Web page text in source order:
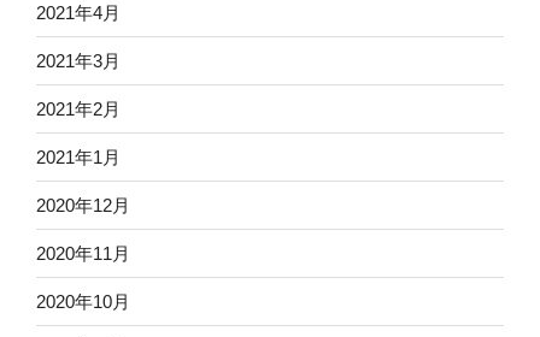
2021年4月
2021年3月
2021年2月
2021年1月
2020年12月
2020年11月
2020年10月